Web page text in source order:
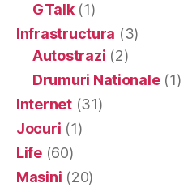
GTalk(1)
Infrastructura (3)
Autostrazi (2)
Drumuri Nationale(1)
Internet(31)
Jocuri (1)
Life(60)
Masini (20)